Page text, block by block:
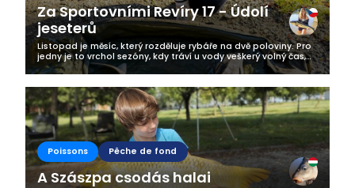
Za Sportovními Revíry 17 - Údolí
jeseterů
Listopad je měsíc, který rozděluje rybáře na dvě poloviny. Pro
jedny je to vrchol sezóny, kdy tráví u vody veškerý volný čas,
pro druhé doba revize a úklidu vybavení. No a já jsem něco
mezi....
Poissons Pêche de fond
A Szászpa csodás halai